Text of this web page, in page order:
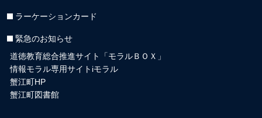
ラーケーションカード
緊急のお知らせ
道徳教育総合推進サイト「モラルＢＯＸ」
情報モラル専用サイトiモラル
蟹江町HP
蟹江町図書館